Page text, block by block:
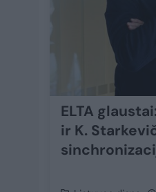
ELTA
ir K.